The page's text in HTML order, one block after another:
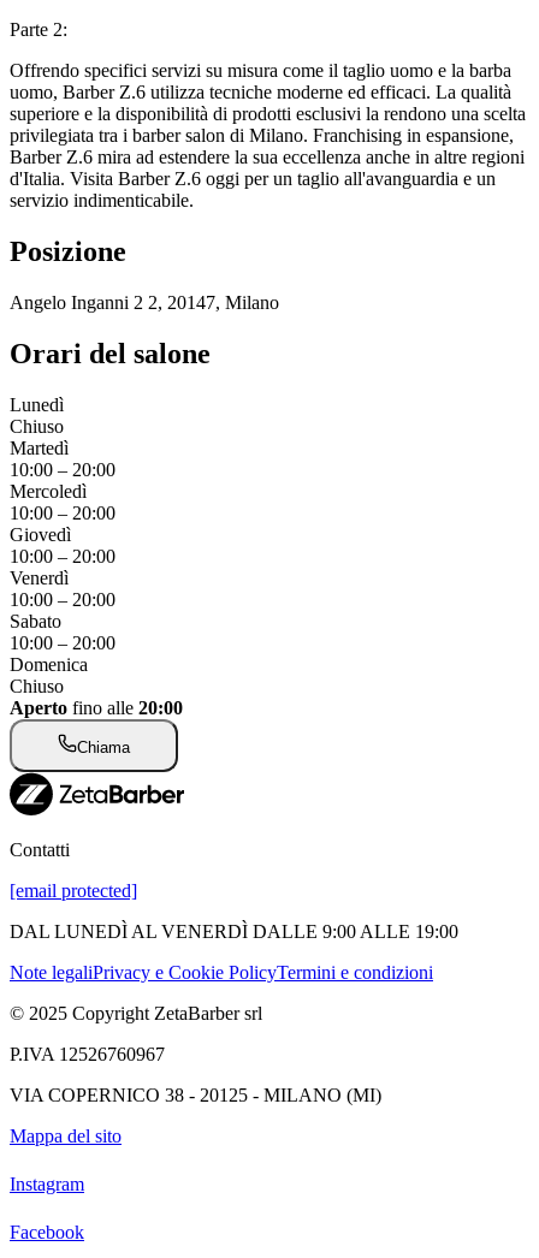
Parte 2:
Offrendo specifici servizi su misura come il taglio uomo e la barba
uomo, Barber Z.6 utilizza tecniche moderne ed efficaci. La qualità
superiore e la disponibilità di prodotti esclusivi la rendono una scelta
privilegiata tra i barber salon di Milano. Franchising in espansione,
Barber Z.6 mira ad estendere la sua eccellenza anche in altre regioni
d'Italia. Visita Barber Z.6 oggi per un taglio all'avanguardia e un
servizio indimenticabile.
Posizione
Angelo Inganni 2 2, 20147, Milano
Orari del salone
Lunedì
Chiuso
Martedì
10:00 – 20:00
Mercoledì
10:00 – 20:00
Giovedì
10:00 – 20:00
Venerdì
10:00 – 20:00
Sabato
10:00 – 20:00
Domenica
Chiuso
Aperto fino alle 20:00
Chiama
Contatti
[email protected]
DAL LUNEDÌ AL VENERDÌ DALLE 9:00 ALLE 19:00
Note legaliPrivacy e Cookie PolicyTermini e condizioni
© 2025 Copyright ZetaBarber srl
P.IVA 12526760967
VIA COPERNICO 38 - 20125 - MILANO (MI)
Mappa del sito
Instagram
Facebook